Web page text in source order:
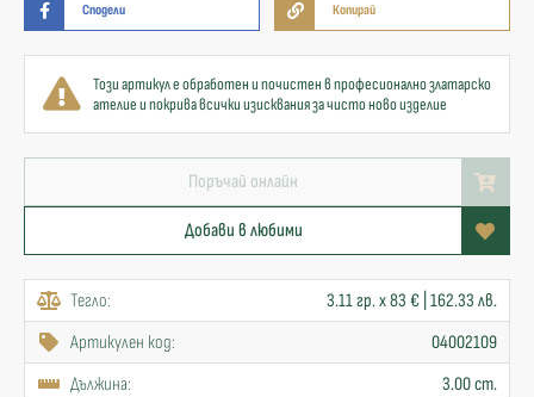
Сподели Копирай
Този артикул е обработен и почистен в професионално златарско
ателие и покрива всички изисквания за чисто ново изделие
Поръчай онлайн
Добави в любими
Тегло:
3.11 гр. x 83 € | 162.33 лв.
Артикулен код:
04002109
Дължина:
3.00 cm.